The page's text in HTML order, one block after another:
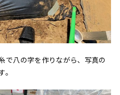
で八の字を作りながら、写真の